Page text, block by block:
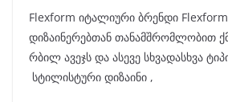
Flexform იტალიური ბრენდი
დიზაინერებთან თანამშრომლობით
რბილ ავეჯს და ასევე სხვადასხვა
სტილისტური დიზაინი ,